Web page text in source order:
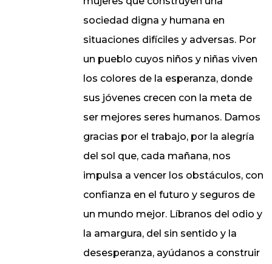
sociedad digna y humana en
situaciones difíciles y adversas. Por
un pueblo cuyos niños y niñas viven
los colores de la esperanza, donde
sus jóvenes crecen con la meta de
ser mejores seres humanos. Damos
gracias por el trabajo, por la alegría
del sol que, cada mañana, nos
impulsa a vencer los obstáculos, con
confianza en el futuro y seguros de
un mundo mejor. Líbranos del odio y
la amargura, del sin sentido y la
desesperanza, ayúdanos a construir